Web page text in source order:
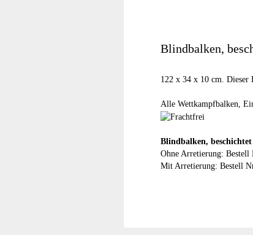
Blindbalken,
122 x 34 x 10 cm. Dieser
Alle Wettkampfbalken,
Blindbalken, beschichtet
Ohne Arretierung: Bestell
Mit Arretierung: Bestell